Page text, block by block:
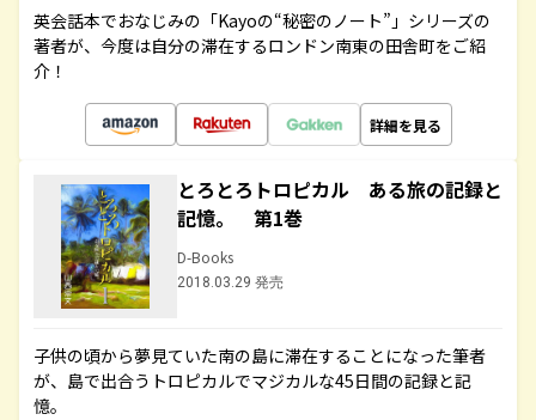
英会話本でおなじみの「Kayoの“秘密のノート”」シリーズの
著者が、今度は自分の滞在するロンドン南東の田舎町をご紹
介！
詳細を見る
とろとろトロピカル ある旅の記録と
記憶。 第1巻
D-Books
2018.03.29 発売
子供の頃から夢見ていた南の島に滞在することになった筆者
が、島で出合うトロピカルでマジカルな45日間の記録と記
憶。